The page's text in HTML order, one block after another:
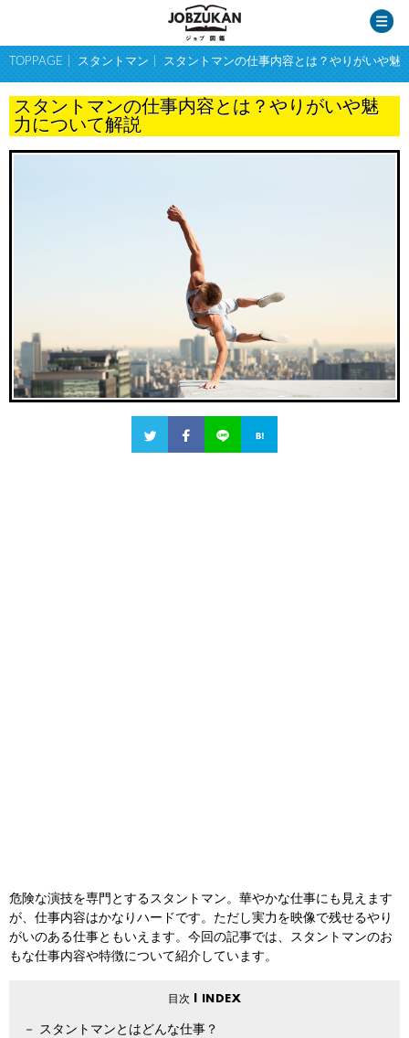
TOPPAGE スタントマン スタントマンの仕事内容とは？やりがいや魅
スタントマンの仕事内容とは？やりがいや魅
力について解説
危険な演技を専門とするスタントマン。華やかな仕事にも見えます
が、仕事内容はかなりハードです。ただし実力を映像で残せるやり
がいのある仕事ともいえます。今回の記事では、スタントマンのお
もな仕事内容や特徴について紹介しています。
スタントマンとはどんな仕事？